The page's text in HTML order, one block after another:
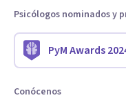
Psicólogos nominados y
PyM Awards
Conócenos